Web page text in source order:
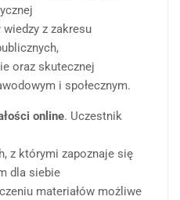
wiedzy z zakresu
oraz skutecznej
i społecznym.
online. Uczestnik
z którymi zapoznaje się
dla siebie
materiałów możliwe